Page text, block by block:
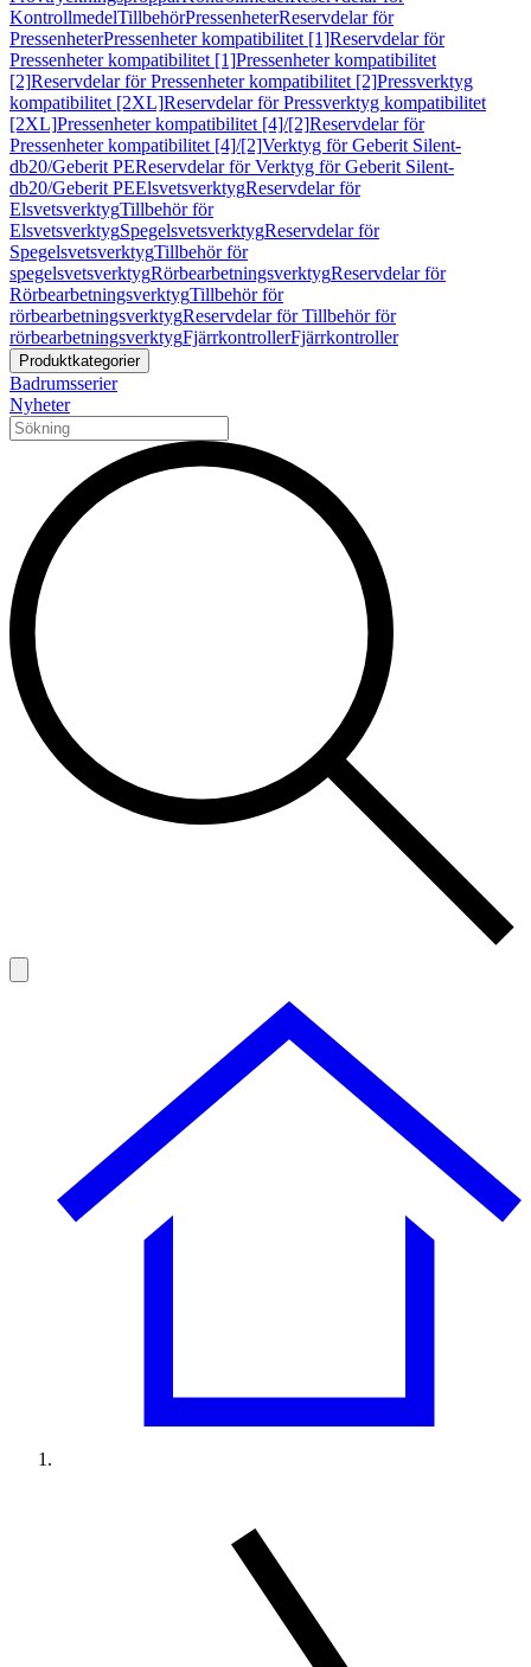
KontrollmedelTillbehörPressenheterReservdelar för
PressenheterPressenheter kompatibilitet [1]Reservdelar för
Pressenheter kompatibilitet [1]Pressenheter kompatibilitet
[2]Reservdelar för Pressenheter kompatibilitet [2]Pressverktyg
kompatibilitet [2XL]Reservdelar för Pressverktyg kompatibilitet
[2XL]Pressenheter kompatibilitet [4]/[2]Reservdelar för
Pressenheter kompatibilitet [4]/[2]Verktyg för Geberit Silent-
db20/Geberit PEReservdelar för Verktyg för Geberit Silent-
db20/Geberit PEElsvetsverktygReservdelar för
ElsvetsverktygTillbehör för
ElsvetsverktygSpegelsvetsverktygReservdelar för
SpegelsvetsverktygTillbehör för
spegelsvetsverktygRörbearbetningsverktygReservdelar för
RörbearbetningsverktygTillbehör för
rörbearbetningsverktygReservdelar för Tillbehör för
rörbearbetningsverktygFjärrkontrollerFjärrkontroller
Produktkategorier
Badrumsserier
Nyheter